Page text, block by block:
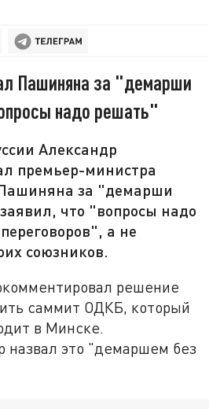
Пашиняна за "демарши
надо решать"
Александр
премьер-министра
за "демарши
что "вопросы надо
а не
союзников.
решение
саммит ОДКБ, который
в Минске.
назвал это "демаршем без